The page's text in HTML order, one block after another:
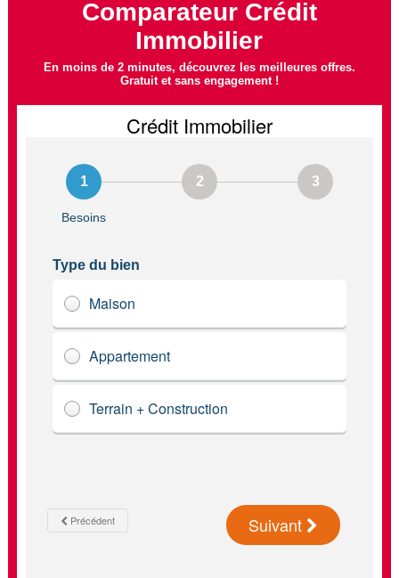
Comparateur Crédit
Immobilier
En moins de 2 minutes, découvrez les meilleures offres.
Gratuit et sans engagement !